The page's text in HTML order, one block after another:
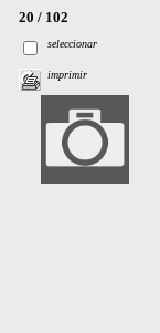
20 / 102
seleccionar
imprimir